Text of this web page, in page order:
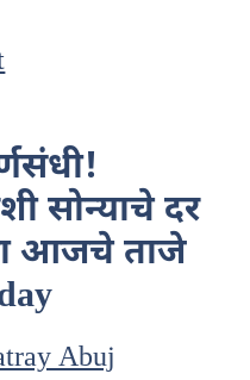
सोन्याचे दर
आजचे ताजे
Abuj